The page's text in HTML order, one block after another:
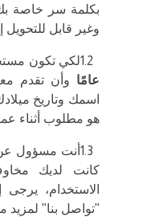
بكلمة سر خاصة
وغير قابل
1.2لكي تكون
عامًا وأن تقدم
اسمك وتاريخ
هو مطلوب أثناء
1.3أنت مسؤول
كانت لديك
الاستخدام،
"تواصل بنا" لمزيد